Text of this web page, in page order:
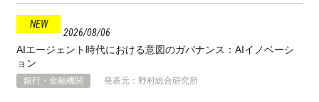
2026 08 06
AIエージェント時代における意図のガバナンス：AIイノベーシ
ョン
銀行・金融機関 発表元：野村総合研究所